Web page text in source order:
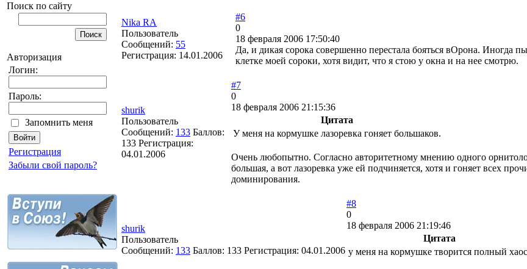
Поиск по сайту
Авторизация
Логин:
Пароль:
Запомнить меня
Регистрация
Забыли свой пароль?
Nika RA
Пользователь
Сообщений: 55
Регистрация: 14.01.2006
#6
0
18 февраля 2006 17:50:40
Да, и дикая сорока совершенно перестала бояться вОрона. Иногда
клетке моей сороки, хотя видит, что я стою у окна и на нее смотрю.
shurik
Пользователь
Сообщений: 133 Баллов:
133 Регистрация:
04.01.2006
#7
0
18 февраля 2006 21:15:36
Цитата
У меня на кормушке лазоревка гоняет большаков.
Очень любопытно. Согласно авторитетному мнению одного
большая, а вот лазоревка уже ей подчиняется, хотя и гоняет всех
доминирования.
shurik
Пользователь
Сообщений: 133 Баллов: 133 Регистрация: 04.01.2006
#8
0
18 февраля 2006 21:19:46
Цитата
у меня на кормушке творится полный